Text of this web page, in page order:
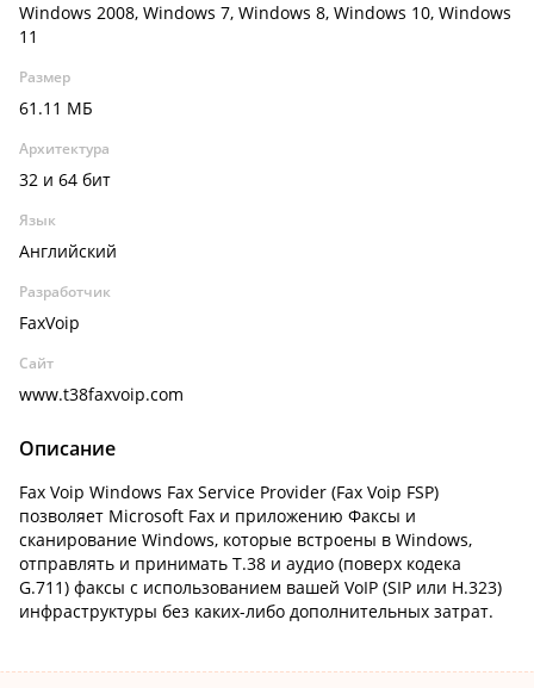
Windows 2008, Windows 7, Windows 8, Windows 10, Windows
11
Размер
61.11 МБ
Архитектура
32 и 64 бит
Язык
Английский
Разработчик
FaxVoip
Сайт
www.t38faxvoip.com
Описание
Fax Voip Windows Fax Service Provider (Fax Voip FSP)
позволяет Microsoft Fax и приложению Факсы и
сканирование Windows, которые встроены в Windows,
отправлять и принимать T.38 и аудио (поверх кодека
G.711) факсы с использованием вашей VoIP (SIP или H.323)
инфраструктуры без каких-либо дополнительных затрат.